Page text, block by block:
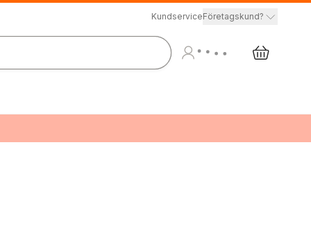
KundserviceFöretagskund?